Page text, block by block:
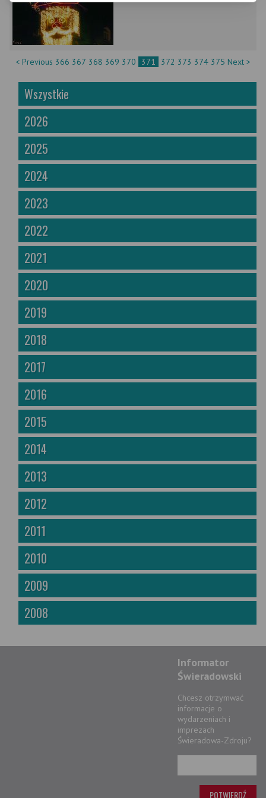
< Previous 366 367 368 369 370 371 372 373 374 375 Next >
Wszystkie
2026
2025
2024
2023
2022
2021
2020
2019
2018
2017
2016
2015
2014
2013
2012
2011
2010
2009
2008
Informator
Świeradowski
Chcesz otrzymwać
informacje o
wydarzeniach i
imprezach
Świeradowa-Zdroju?